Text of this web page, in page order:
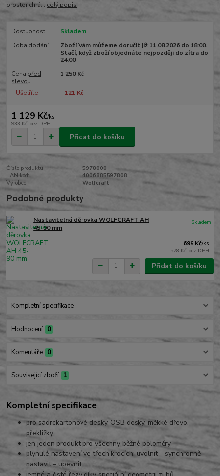
prostor chrá... celý popis
Dostupnost
Skladem
Doba dodání
Zboží Vám můžeme doručit již 11.08.2026 do 18:00.
Stačí, když zboží objednáte nejpozději do zítra do
24:00
Cena před
slevou
1 250 Kč
Ušetříte 121 Kč
1 129 Kč/ks
933 Kč bez DPH
Přidat do košíku
Číslo produktu:
5978000
EAN kód:
4006885597808
Výrobce:
Wolfcraft
Podobné produkty
Nastavitelná děrovka WOLFCRAFT AH
45-90 mm
699 Kč/ks
578 Kč bez DPH
Skladem
Přidat do košíku
Kompletní specifikace
Hodnocení 0
Komentáře 0
Související zboží 1
Kompletní specifikace
pro sádrokartonové desky, OSB desky, měkké dřevo,
překližky
jen jeden produkt pro všechny běžné poloměry
plynulé nastavení ve třech krocích: uvolnit – synchronně
nastavit – upevnit